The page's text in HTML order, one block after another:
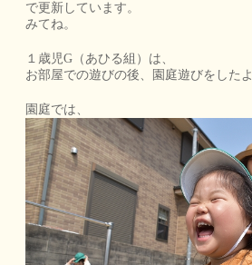
で更新しています。
みてね。
１歳児G（あひる組）は、
お部屋での遊びの後、園庭遊びをしたよ
園庭では、